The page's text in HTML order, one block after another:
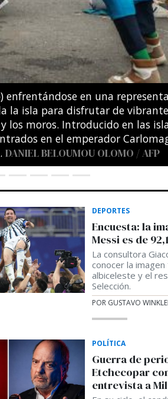
autoridades guatemaltecas
a evacuar las
Messi es de
La consultora
conocer la imagen
albiceleste y el
Selección.
POR GUSTAVO
POLÍTICA
Etchecopar
entrevista a
En su ciclo, el
entrevista a Milei
del Presidente a